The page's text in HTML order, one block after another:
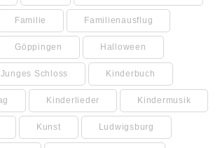
Familie Familienausflug
Göppingen Halloween
Junges Schloss Kinderbuch
Kinderlieder Kindermusik
Kunst Ludwigsburg